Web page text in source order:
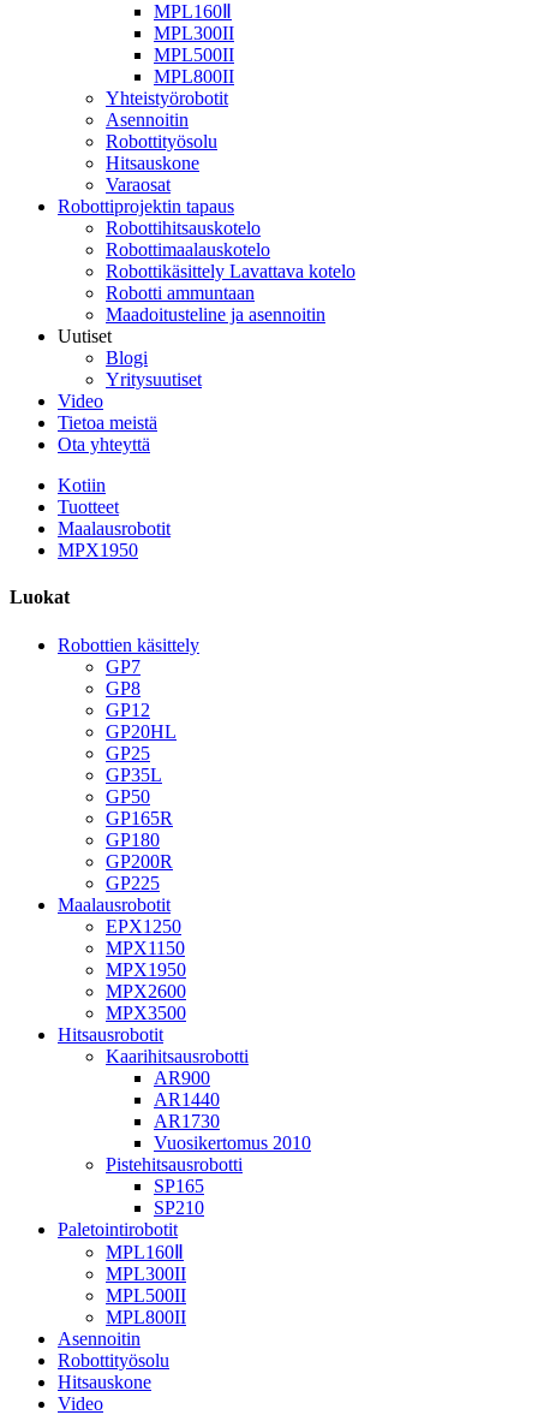
MPL160Ⅱ
MPL300II
MPL500II
MPL800II
Yhteistyörobotit
Asennoitin
Robottityösolu
Hitsauskone
Varaosat
Robottiprojektin tapaus
Robottihitsauskotelo
Robottimaalauskotelo
Robottikäsittely Lavattava kotelo
Robotti ammuntaan
Maadoitusteline ja asennoitin
Uutiset
Blogi
Yritysuutiset
Video
Tietoa meistä
Ota yhteyttä
Kotiin
Tuotteet
Maalausrobotit
MPX1950
Luokat
Robottien käsittely
GP7
GP8
GP12
GP20HL
GP25
GP35L
GP50
GP165R
GP180
GP200R
GP225
Maalausrobotit
EPX1250
MPX1150
MPX1950
MPX2600
MPX3500
Hitsausrobotit
Kaarihitsausrobotti
AR900
AR1440
AR1730
Vuosikertomus 2010
Pistehitsausrobotti
SP165
SP210
Paletointirobotit
MPL160Ⅱ
MPL300II
MPL500II
MPL800II
Asennoitin
Robottityösolu
Hitsauskone
Video